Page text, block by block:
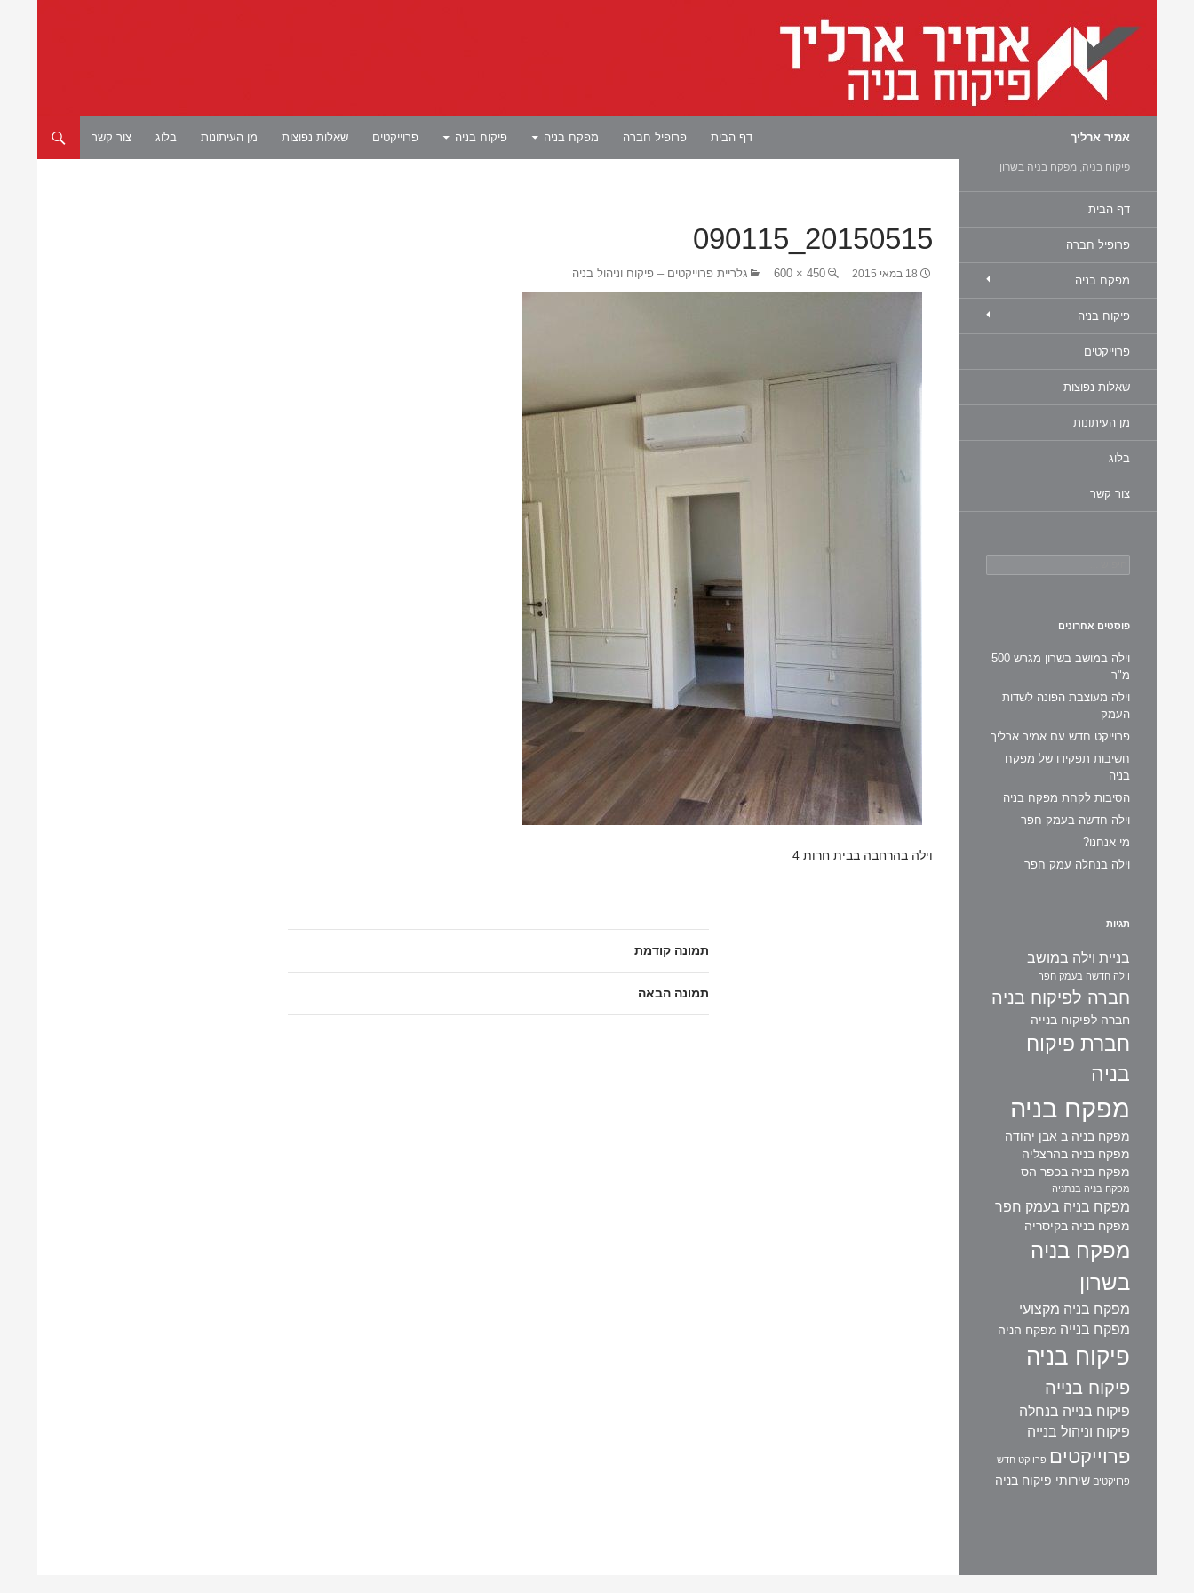
אמיר ארליך
דף הבית
פרופיל חברה מפקח בניה פיקוח בניה פרוייקטים שאלות נפוצות מן העיתונות בלוג צור קשר
20150515_090115
18 במאי 2015 450 × 600 גלריית פרוייקטים – פיקוח וניהול בניה
וילה בהרחבה בבית חרות 4
תמונה קודמת
תמונה הבאה
פיקוח בניה, מפקח בניה בשרון
דף הבית
פרופיל חברה
מפקח בניה
פיקוח בניה
פרוייקטים
שאלות נפוצות
מן העיתונות
בלוג
צור קשר
פוסטים אחרונים
וילה במושב בשרון מגרש 500
מ"ר
וילה מעוצבת הפונה לשדות
העמק
פרוייקט חדש עם אמיר ארליך
חשיבות תפקידו של מפקח
בניה
הסיבות לקחת מפקח בניה
וילה חדשה בעמק חפר
מי אנחנו?
וילה בנחלה עמק חפר
תגיות
בניית וילה במושב
וילה חדשה בעמק חפר
חברה לפיקוח בניה
חברה לפיקוח בנייה
חברת פיקוח
בניה
מפקח בניה
מפקח בניה ב אבן יהודה
מפקח בניה בהרצליה
מפקח בניה בכפר הס
מפקח בניה בנתניה
מפקח בניה בעמק חפר
מפקח בניה בקיסריה
מפקח בניה
בשרון
מפקח בניה מקצועי
מפקח בנייה מפקח הניה
פיקוח בניה
פיקוח בנייה
פיקוח בנייה בנחלה
פיקוח וניהול בנייה
פרוייקטים פרויקט חדש
פרויקטים שירותי פיקוח בניה